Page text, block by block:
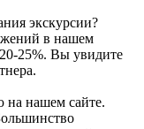
экскурсии?
в нашем
20-25%. Вы увидите
на нашем сайте.